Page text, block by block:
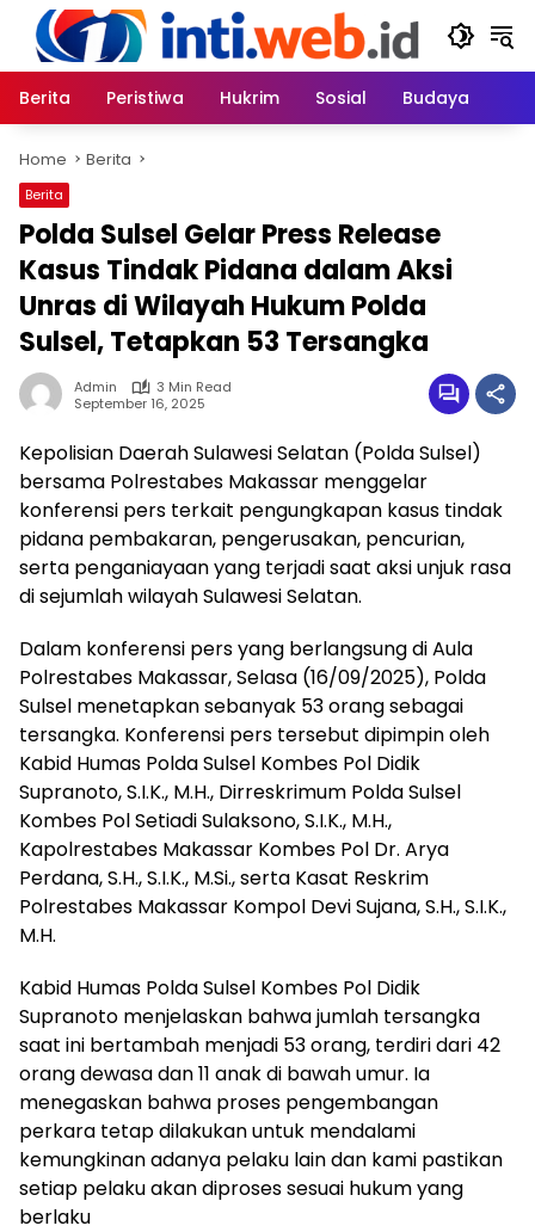
content
Berita
Peristiwa Hukrim Sosial Budaya
Home Berita
Berita
Polda Sulsel Gelar Press Release
Kasus Tindak Pidana dalam Aksi
Unras di Wilayah Hukum Polda
Sulsel, Tetapkan 53 Tersangka
Admin
3 Min Read
September 16, 2025
Kepolisian Daerah Sulawesi Selatan (Polda Sulsel)
bersama Polrestabes Makassar menggelar
konferensi pers terkait pengungkapan kasus tindak
pidana pembakaran, pengerusakan, pencurian,
serta penganiayaan yang terjadi saat aksi unjuk rasa
di sejumlah wilayah Sulawesi Selatan.
Dalam konferensi pers yang berlangsung di Aula
Polrestabes Makassar, Selasa (16/09/2025), Polda
Sulsel menetapkan sebanyak 53 orang sebagai
tersangka. Konferensi pers tersebut dipimpin oleh
Kabid Humas Polda Sulsel Kombes Pol Didik
Supranoto, S.I.K., M.H., Dirreskrimum Polda Sulsel
Kombes Pol Setiadi Sulaksono, S.I.K., M.H.,
Kapolrestabes Makassar Kombes Pol Dr. Arya
Perdana, S.H., S.I.K., M.Si., serta Kasat Reskrim
Polrestabes Makassar Kompol Devi Sujana, S.H., S.I.K.,
M.H.
Kabid Humas Polda Sulsel Kombes Pol Didik
Supranoto menjelaskan bahwa jumlah tersangka
saat ini bertambah menjadi 53 orang, terdiri dari 42
orang dewasa dan 11 anak di bawah umur. Ia
menegaskan bahwa proses pengembangan
perkara tetap dilakukan untuk mendalami
kemungkinan adanya pelaku lain dan kami pastikan
setiap pelaku akan diproses sesuai hukum yang
berlaku